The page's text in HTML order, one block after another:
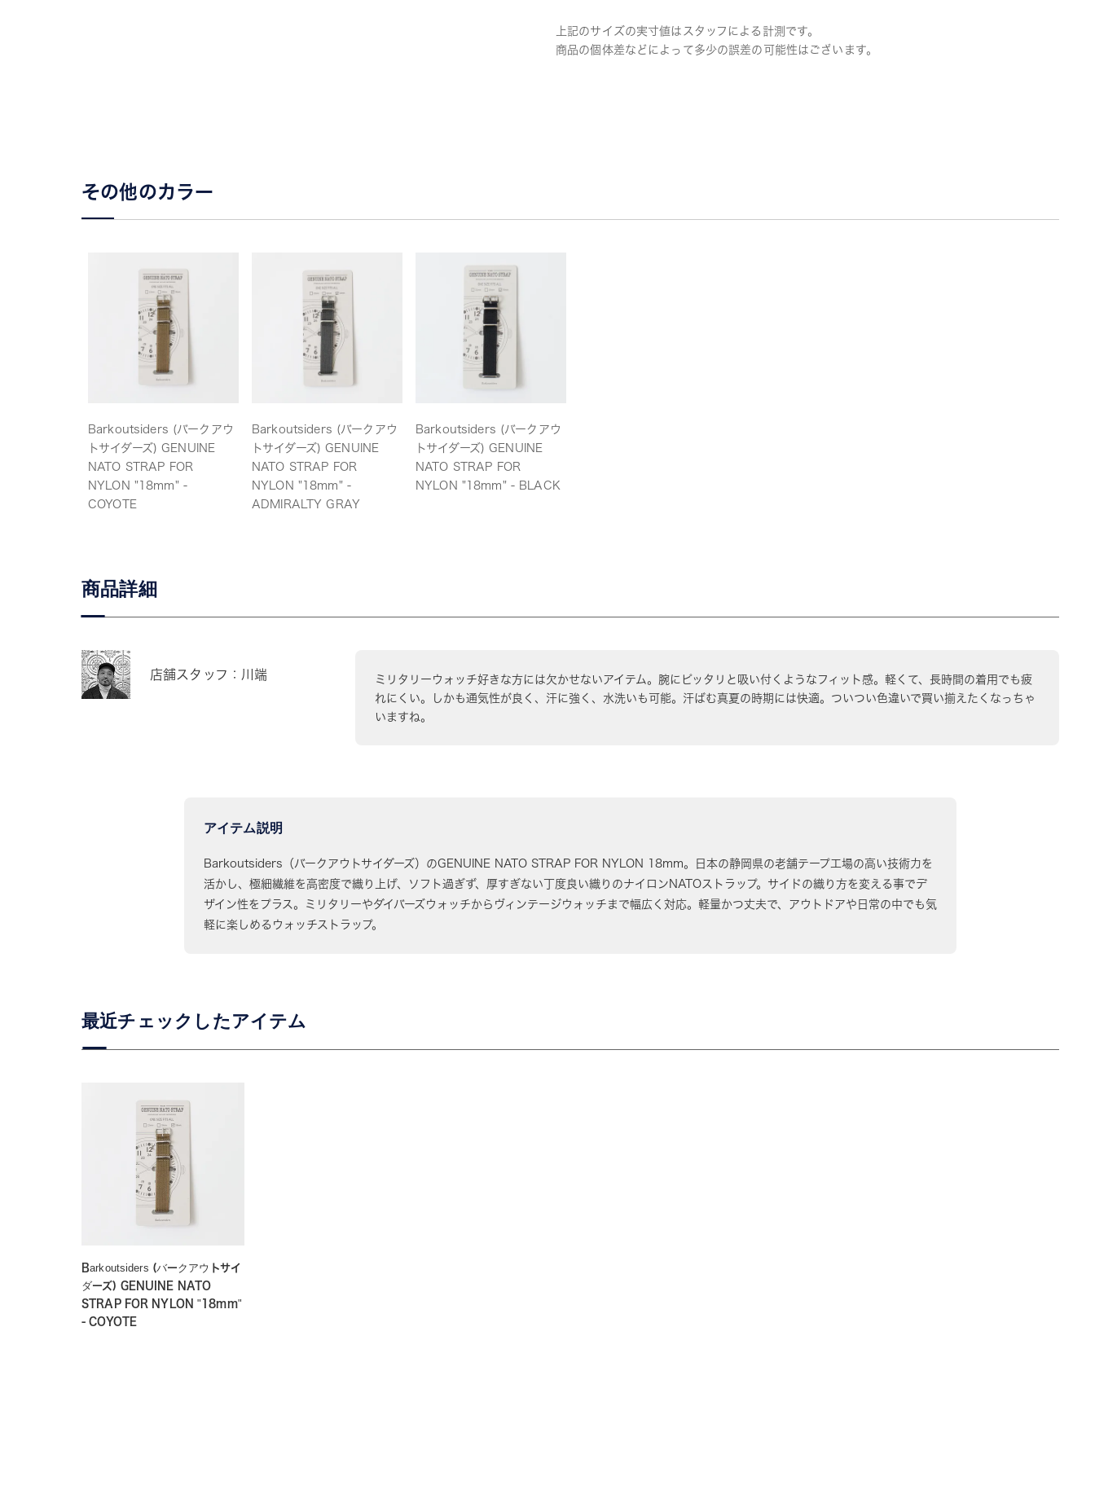
上記のサイズの実寸値はスタッフによる計測です。
商品の個体差などによって多少の誤差の可能性はございます。
その他のカラー
Barkoutsiders (バークアウ
トサイダーズ) GENUINE
NATO STRAP FOR
NYLON "18mm" -
COYOTE
Barkoutsiders (バークアウ
トサイダーズ) GENUINE
NATO STRAP FOR
NYLON "18mm" -
ADMIRALTY GRAY
Barkoutsiders (バークアウ
トサイダーズ) GENUINE
NATO STRAP FOR
NYLON "18mm" - BLACK
商品詳細
店舗スタッフ：川端
ミリタリーウォッチ好きな方には欠かせないアイテム。腕にピッタリと吸い付くようなフィット感。軽くて、長時間の着用でも疲
れにくい。しかも通気性が良く、汗に強く、水洗いも可能。汗ばむ真夏の時期には快適。ついつい色違いで買い揃えたくなっちゃ
いますね。
アイテム説明
Barkoutsiders（バークアウトサイダーズ）のGENUINE NATO STRAP FOR NYLON 18mm。日本の静岡県の老舗テープ工場の高い技術力を
活かし、極細繊維を高密度で織り上げ、ソフト過ぎず、厚すぎない丁度良い織りのナイロンNATOストラップ。サイドの織り方を変える事でデ
ザイン性をプラス。ミリタリーやダイバーズウォッチからヴィンテージウォッチまで幅広く対応。軽量かつ丈夫で、アウトドアや日常の中でも気
軽に楽しめるウォッチストラップ。
Barkoutsiders (バークアウトサイ
ダーズ) GENUINE NATO
STRAP FOR NYLON "18mm"
- COYOTE